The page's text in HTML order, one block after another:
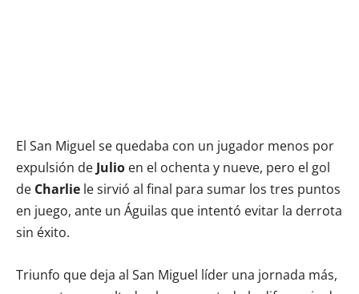
El San Miguel se quedaba con un jugador menos por
expulsión de Julio en el ochenta y nueve, pero el gol
de Charlie le sirvió al final para sumar los tres puntos
en juego, ante un Águilas que intentó evitar la derrota
sin éxito.
Triunfo que deja al San Miguel líder una jornada más,